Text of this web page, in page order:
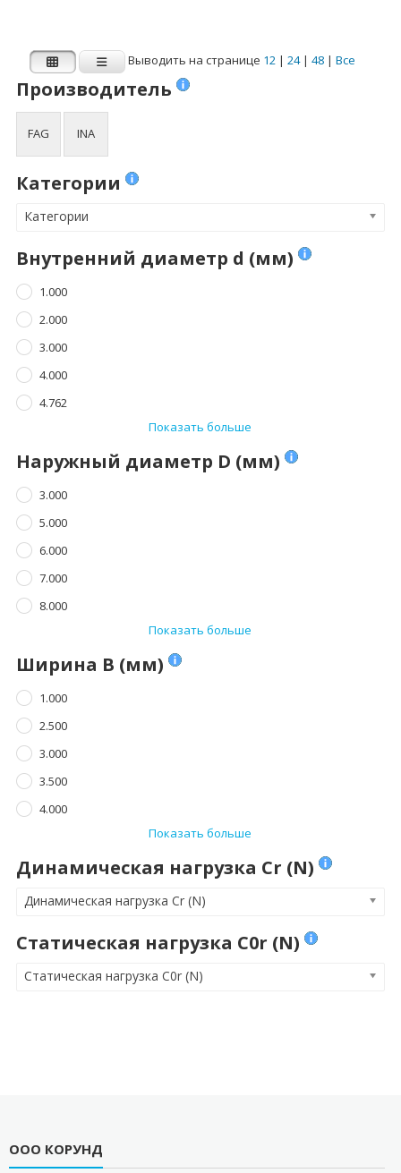
Ширина B (мм)
1.000
2.500
3.000
3.500
4.000
Показать больше
Динамическая
Статическая
нагрузка C0r (N)
Выводить на странице 12| 24| 48| Все
Производитель
FAG INA
Категории
Категории
Внутренний диаметр d (мм)
1.000
2.000
3.000
4.000
4.762
Показать больше
Наружный диаметр D (мм)
3.000
5.000
6.000
7.000
8.000
Показать больше
Ширина B (мм)
1.000
2.500
3.000
3.500
4.000
Показать больше
Динамическая нагрузка Cr (N)
Динамическая нагрузка Cr (N)
Статическая нагрузка C0r (N)
Статическая нагрузка C0r (N)
ООО КОРУНД